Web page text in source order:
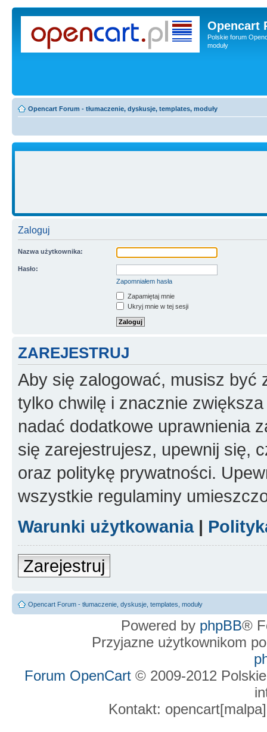
Opencart
Polskie forum
moduły
Opencart Forum - tłumaczenie, dyskusje, templates, moduły
Zaloguj
Nazwa użytkownika:
Hasło:
Zapomniałem hasła
Zapamiętaj mnie
Ukryj mnie w tej sesji
ZAREJESTRUJ
Aby się zalogować, musisz być
tylko chwilę i znacznie
nadać dodatkowe uprawnienia
się zarejestrujesz, upewnij się,
oraz politykę prywatności.
wszystkie regulaminy
Warunki użytkowania|
Zarejestruj
Opencart Forum - tłumaczenie, dyskusje, templates, moduły
Powered by phpBB®
Przyjazne użytkownikom
Forum OpenCart © 2009-2012
Kontakt: